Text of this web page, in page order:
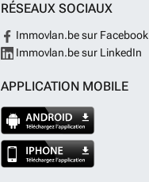
RÉSEAUX SOCIAUX
Immovlan.be sur Facebook
Immovlan.be sur LinkedIn
APPLICATION MOBILE